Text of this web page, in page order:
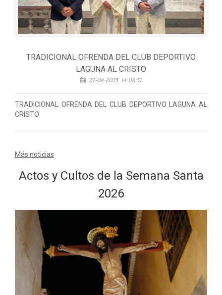
TRADICIONAL OFRENDA DEL CLUB DEPORTIVO
LAGUNA AL CRISTO
27-08-2025 14:08:51
TRADICIONAL OFRENDA DEL CLUB DEPORTIVO LAGUNA AL
CRISTO
Más noticias
Actos y Cultos de la Semana Santa
2026